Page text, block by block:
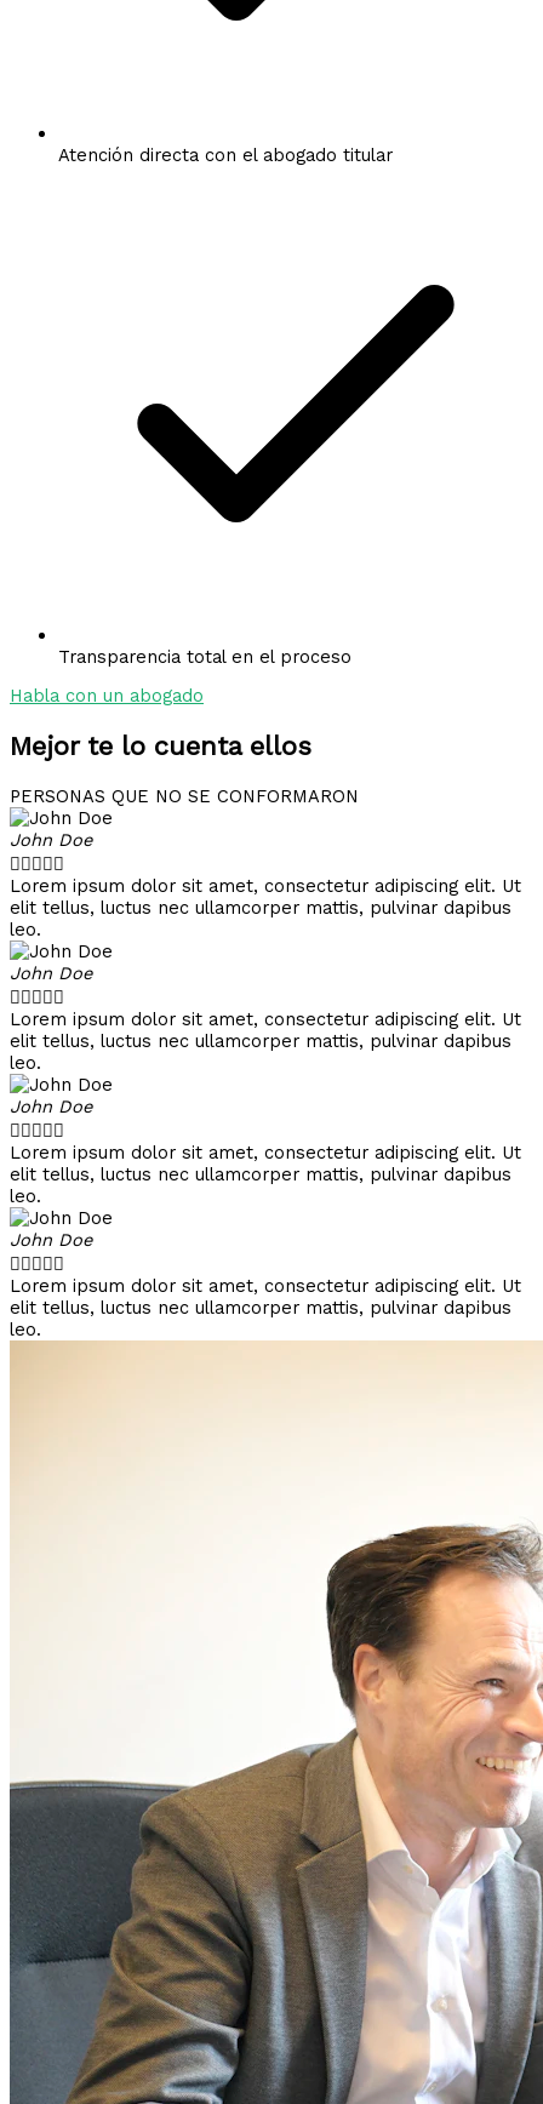
Atención directa con el abogado titular
Transparencia total en el proceso
Habla con un abogado
Mejor te lo cuenta ellos
PERSONAS QUE NO SE CONFORMARON
John Doe

Lorem ipsum dolor sit amet, consectetur adipiscing elit. Ut
elit tellus, luctus nec ullamcorper mattis, pulvinar dapibus
leo.
John Doe

Lorem ipsum dolor sit amet, consectetur adipiscing elit. Ut
elit tellus, luctus nec ullamcorper mattis, pulvinar dapibus
leo.
John Doe

Lorem ipsum dolor sit amet, consectetur adipiscing elit. Ut
elit tellus, luctus nec ullamcorper mattis, pulvinar dapibus
leo.
John Doe

Lorem ipsum dolor sit amet, consectetur adipiscing elit. Ut
elit tellus, luctus nec ullamcorper mattis, pulvinar dapibus
leo.